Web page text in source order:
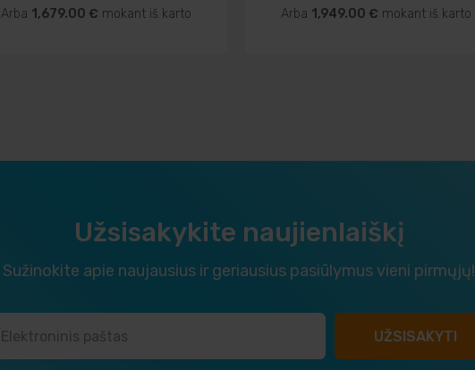
Arba 1,679.00 € mokant iš karto Arba 1,949.00 € mokant iš karto
Užsisakykite naujienlaiškį
Sužinokite apie naujausius ir geriausius pasiūlymus vieni pirmųjų!